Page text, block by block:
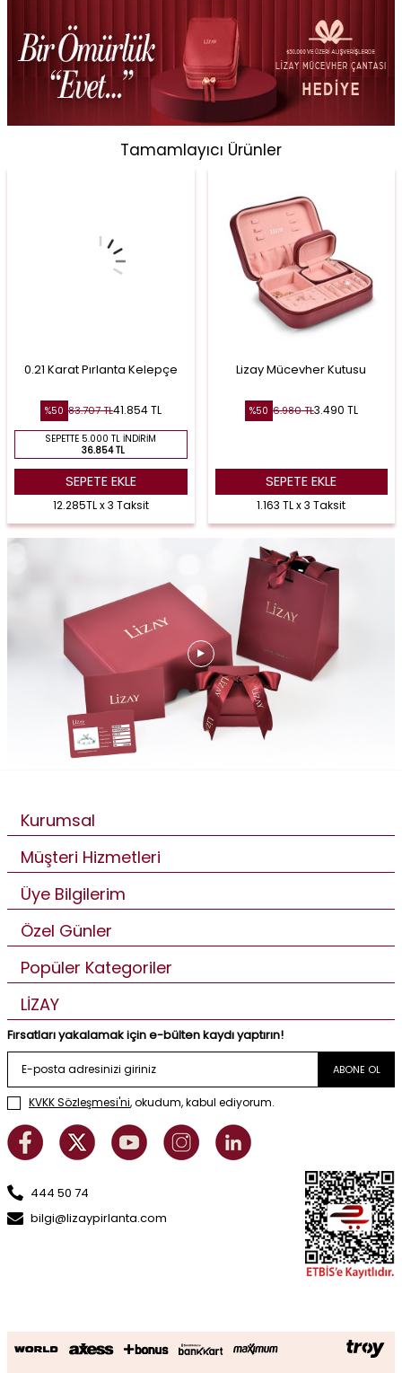
Tamamlayıcı Ürünler
0.21 Karat Pırlanta Kelepçe
%50 83.707TL41.854TL
SEPETTE 5.000 TL İNDIRIM
36.854 TL
SEPETE EKLE
12.285TL x 3 Taksit
Lizay Mücevher Kutusu
%50 6.980TL3.490 TL
SEPETE EKLE
1.163 TL x 3 Taksit
Kurumsal
Müşteri Hizmetleri
Üye Bilgilerim
Özel Günler
Popüler Kategoriler
LİZAY
Fırsatları yakalamak için e-bülten kaydı yaptırın!
ABONE OL
KVKK Sözleşmesi'ni, okudum, kabul ediyorum.
444 50 74
bilgi@lizaypirlanta.com